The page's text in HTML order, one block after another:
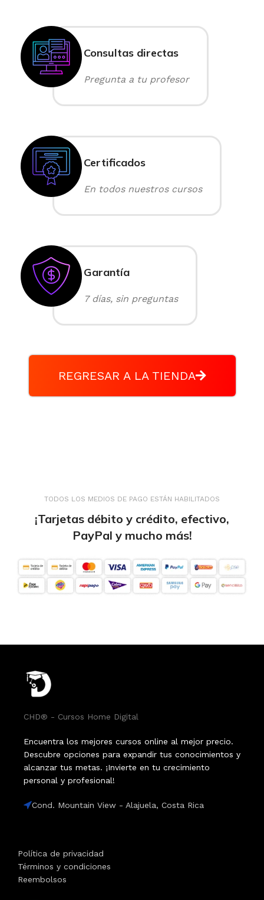
Consultas directas
Pregunta a tu profesor
Certificados
En todos nuestros cursos
Garantía
7 días, sin preguntas
REGRESAR A LA TIENDA
TODOS LOS MEDIOS DE PAGO ESTÁN HABILITADOS
¡Tarjetas débito y crédito, efectivo,
PayPal y mucho más!
CHD® - Cursos Home Digital
Encuentra los mejores cursos online al mejor precio.
Descubre opciones para expandir tus conocimientos y
alcanzar tus metas. ¡Invierte en tu crecimiento
personal y profesional!
Cond. Mountain View - Alajuela, Costa Rica
Política de privacidad
Términos y condiciones
Reembolsos